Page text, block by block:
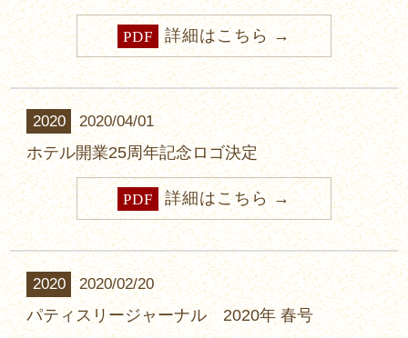
PDF 詳細はこちら
2020 2020/04/01
ホテル開業25周年記念ロゴ決定
PDF 詳細はこちら
2020 2020/02/20
パティスリージャーナル 2020年 春号